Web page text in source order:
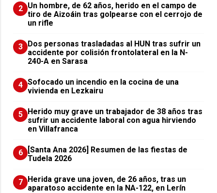
2 Un hombre, de 62 años, herido en el campo de
tiro de Aizoáin tras golpearse con el cerrojo de
un rifle
3 ​Dos personas trasladadas al HUN tras sufrir un
accidente por colisión frontolateral en la N-
240-A en Sarasa
4 Sofocado un incendio en la cocina de una
vivienda en Lezkairu
5 Herido muy grave un trabajador de 38 años tras
sufrir un accidente laboral con agua hirviendo
en Villafranca
6
[Santa Ana 2026] Resumen de las fiestas de
Tudela 2026
7 Herida grave una joven, de 26 años, tras un
aparatoso accidente en la NA-122, en Lerín